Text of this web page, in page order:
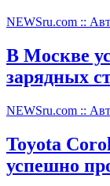
NEWSru.com ::
В Москве
зарядных
NEWSru.com ::
Toyota
успешно